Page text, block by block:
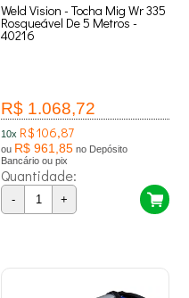
Weld Vision - Tocha Mig Wr 335
Rosqueável De 5 Metros -
40216
R$ 1.068,72
10x R$ 106,87
ou R$ 961,85 no Depósito
Bancário ou pix
Quantidade:
- +